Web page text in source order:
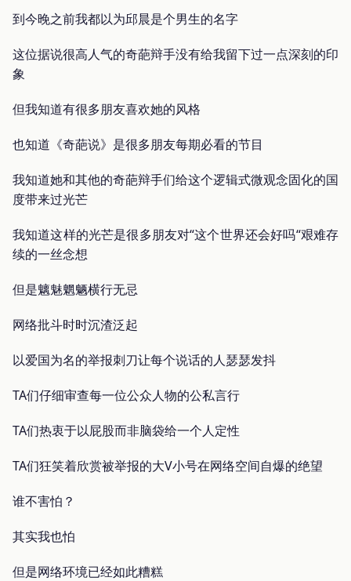
到今晚之前我都以为邱晨是个男生的名字
这位据说很高人气的奇葩辩手没有给我留下过一点深刻的印
象
但我知道有很多朋友喜欢她的风格
也知道《奇葩说》是很多朋友每期必看的节目
我知道她和其他的奇葩辩手们给这个逻辑式微观念固化的国
度带来过光芒
我知道这样的光芒是很多朋友对“这个世界还会好吗“艰难存
续的一丝念想
但是魑魅魍魉横行无忌
网络批斗时时沉渣泛起
以爱国为名的举报刺刀让每个说话的人瑟瑟发抖
TA们仔细审查每一位公众人物的公私言行
TA们热衷于以屁股而非脑袋给一个人定性
TA们狂笑着欣赏被举报的大V小号在网络空间自爆的绝望
谁不害怕？
其实我也怕
但是网络环境已经如此糟糕